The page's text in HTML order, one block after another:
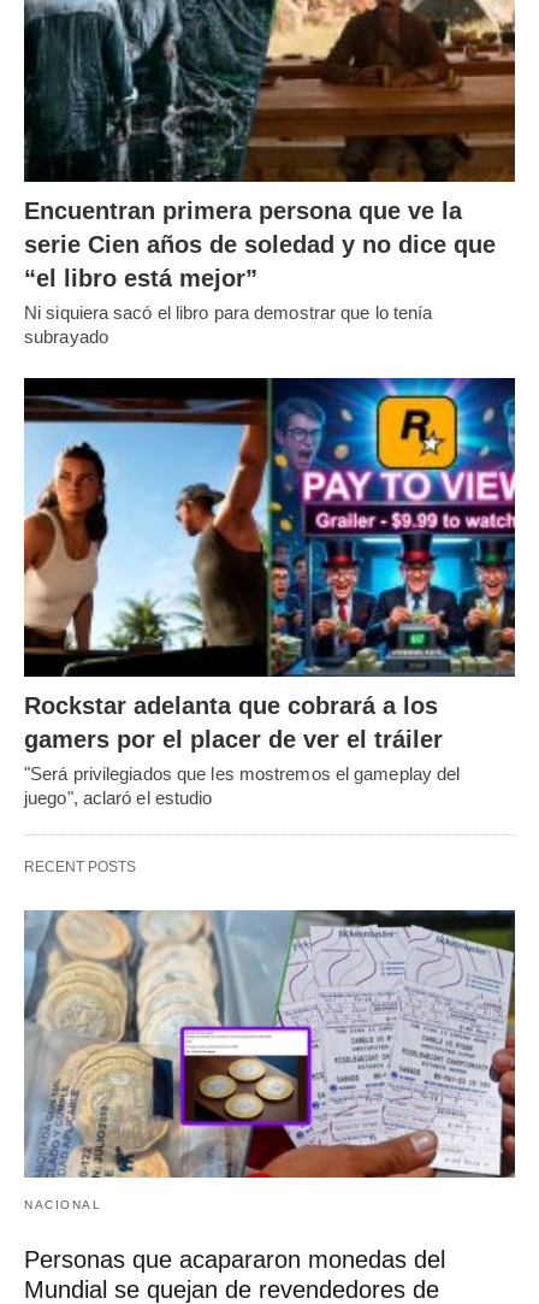
Encuentran primera persona que ve la
serie Cien años de soledad y no dice que
“el libro está mejor”
Ni siquiera sacó el libro para demostrar que lo tenía
subrayado
Rockstar adelanta que cobrará a los
gamers por el placer de ver el tráiler
"Será privilegiados que les mostremos el gameplay del
juego", aclaró el estudio
RECENT POSTS
NACIONAL
Personas que acapararon monedas del
Mundial se quejan de revendedores de